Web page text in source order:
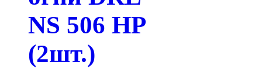
NS 506 HP
(2шт.)